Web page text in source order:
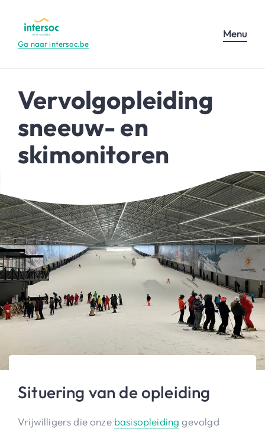
Ga naar intersoc.be
Menu
Vervolgopleiding
sneeuw- en
skimonitoren
Situering van de opleiding
Vrijwilligers die onze basisopleiding gevolgd